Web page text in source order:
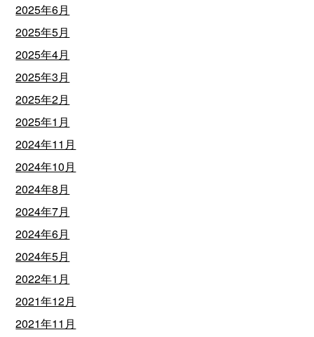
2025年6月
2025年5月
2025年4月
2025年3月
2025年2月
2025年1月
2024年11月
2024年10月
2024年8月
2024年7月
2024年6月
2024年5月
2022年1月
2021年12月
2021年11月